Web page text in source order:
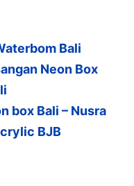
Bali
Neon Box
box Bali – Nusra
BJB